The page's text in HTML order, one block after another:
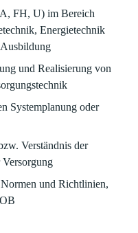
FH, U) im Bereich
Energietechnik
und Realisierung von
Systemplanung oder
Verständnis der
Versorgung
und Richtlinien,